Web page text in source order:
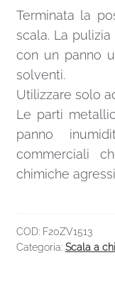
Terminata la
scala. La
con un panno
solventi.
Utilizzare solo
Le parti
panno
commerciali
chimiche
COD: F20ZV1513
Categoria: Scala a